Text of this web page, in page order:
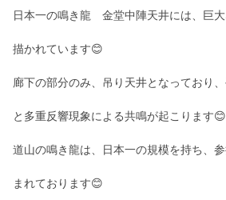
日本一の鳴き龍 金堂中陣天井には、巨
描かれています😊
廊下の部分のみ、吊り天井となっており、
と多重反響現象による共鳴が起こります😊
道山の鳴き龍は、日本一の規模を持ち、
まれております😊